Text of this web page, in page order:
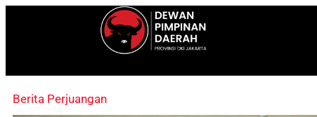
Berita Perjuangan